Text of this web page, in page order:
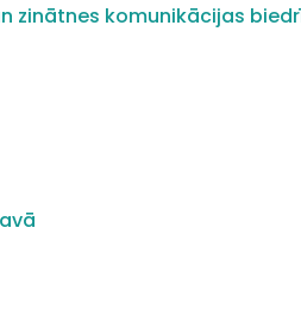
zinātnes komunikācijas